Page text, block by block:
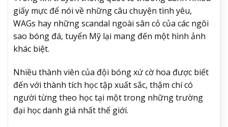
giấy mực để nói về những câu chuyện tình yêu,
WAGs hay những scandal ngoài sân cỏ của các ngôi
sao bóng đá, tuyển Mỹ lại mang đến một hình ảnh
khác biệt.
Nhiều thành viên của đội bóng xứ cờ hoa được biết
đến với thành tích học tập xuất sắc, thậm chí có
người từng theo học tại một trong những trường
đại học danh giá nhất thế giới.